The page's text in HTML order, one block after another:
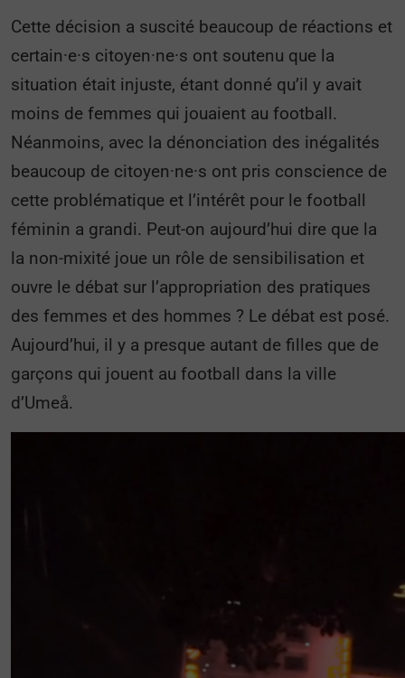
Cette décision a suscité beaucoup de réactions et
certain·e·s citoyen·ne·s ont soutenu que la
situation était injuste, étant donné qu’il y avait
moins de femmes qui jouaient au football.
Néanmoins, avec la dénonciation des inégalités
beaucoup de citoyen·ne·s ont pris conscience de
cette problématique et l’intérêt pour le football
féminin a grandi. Peut-on aujourd’hui dire que la
la non-mixité joue un rôle de sensibilisation et
ouvre le débat sur l’appropriation des pratiques
des femmes et des hommes ? Le débat est posé.
Aujourd’hui, il y a presque autant de filles que de
garçons qui jouent au football dans la ville
d’Umeå.